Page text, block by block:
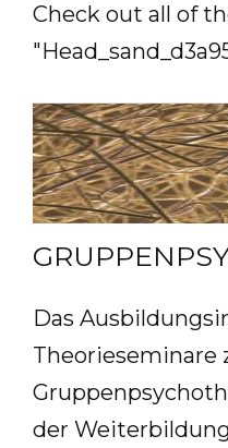
Check out all of
Das
Theo­rie­se­mi­na­re
der